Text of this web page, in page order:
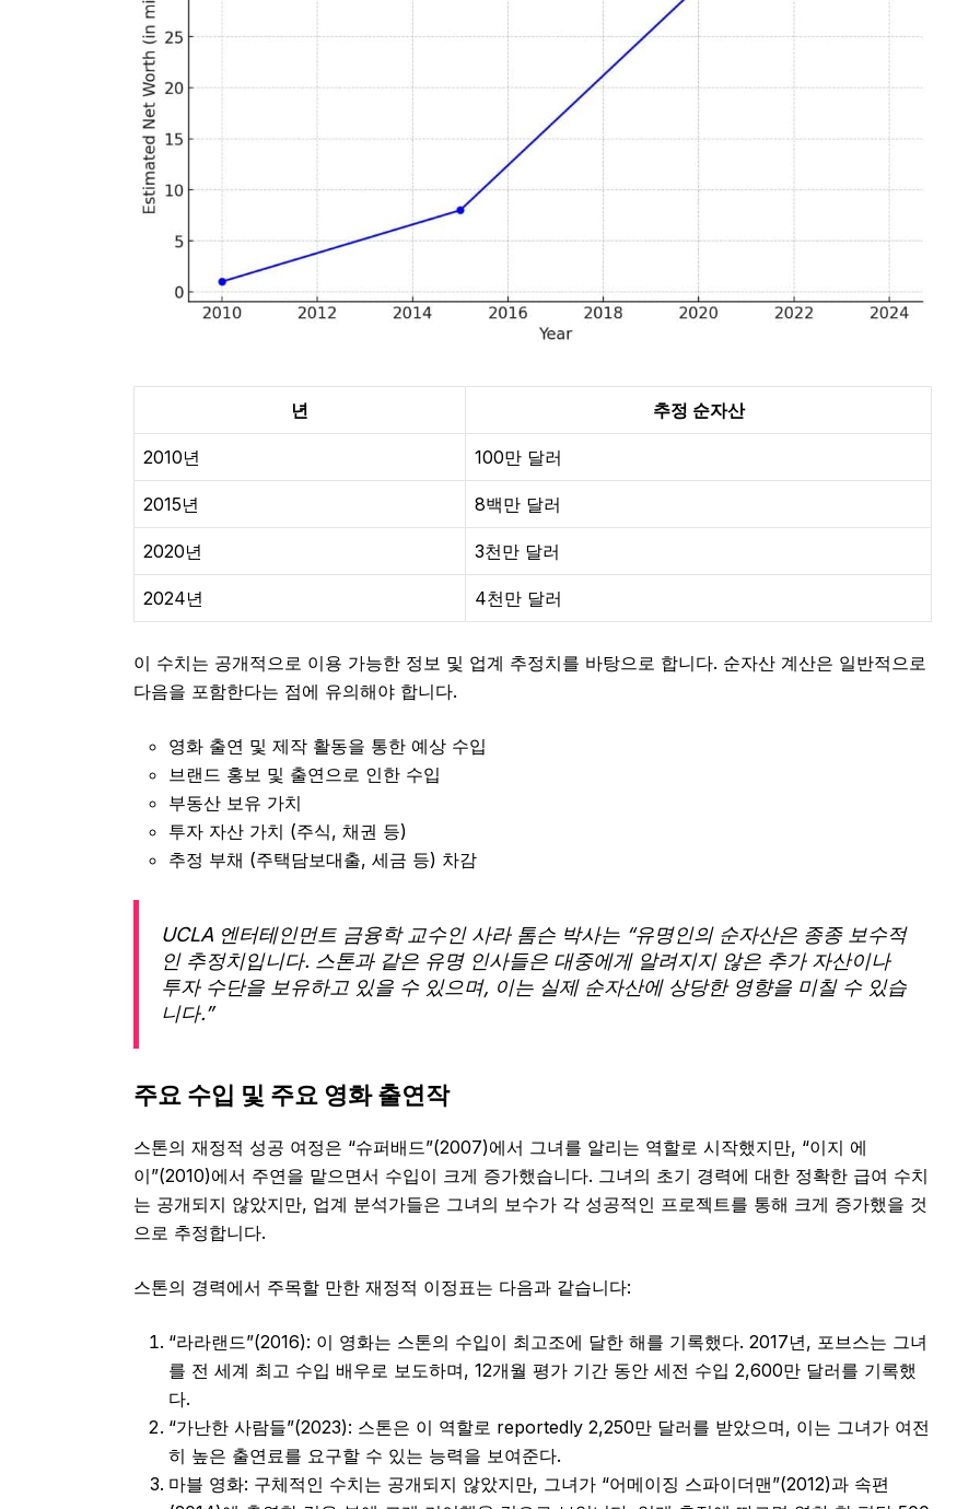
년 추정 순자산
2010년 100만 달러
2015년 8백만 달러
2020년 3천만 달러
2024년 4천만 달러
이 수치는 공개적으로 이용 가능한 정보 및 업계 추정치를 바탕으로 합니다. 순자산 계산은 일반적으로
다음을 포함한다는 점에 유의해야 합니다.
영화 출연 및 제작 활동을 통한 예상 수입
브랜드 홍보 및 출연으로 인한 수입
부동산 보유 가치
투자 자산 가치 (주식, 채권 등)
추정 부채 (주택담보대출, 세금 등) 차감
UCLA 엔터테인먼트 금융학 교수인 사라 톰슨 박사는 “유명인의 순자산은 종종 보수적
인 추정치입니다. 스톤과 같은 유명 인사들은 대중에게 알려지지 않은 추가 자산이나
투자 수단을 보유하고 있을 수 있으며, 이는 실제 순자산에 상당한 영향을 미칠 수 있습
니다.”
주요 수입 및 주요 영화 출연작
스톤의 재정적 성공 여정은 “슈퍼배드”(2007)에서 그녀를 알리는 역할로 시작했지만, “이지 에
이”(2010)에서 주연을 맡으면서 수입이 크게 증가했습니다. 그녀의 초기 경력에 대한 정확한 급여 수치
는 공개되지 않았지만, 업계 분석가들은 그녀의 보수가 각 성공적인 프로젝트를 통해 크게 증가했을 것
으로 추정합니다.
스톤의 경력에서 주목할 만한 재정적 이정표는 다음과 같습니다:
“라라랜드”(2016): 이 영화는 스톤의 수입이 최고조에 달한 해를 기록했다. 2017년, 포브스는 그녀
를 전 세계 최고 수입 배우로 보도하며, 12개월 평가 기간 동안 세전 수입 2,600만 달러를 기록했
다.
“가난한 사람들”(2023): 스톤은 이 역할로 reportedly 2,250만 달러를 받았으며, 이는 그녀가 여전
히 높은 출연료를 요구할 수 있는 능력을 보여준다.
마블 영화: 구체적인 수치는 공개되지 않았지만, 그녀가 “어메이징 스파이더맨”(2012)과 속편